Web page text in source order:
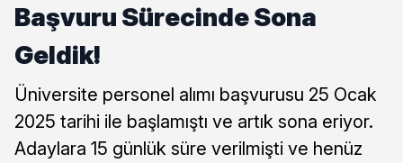
Başvuru Sürecinde Sona
Geldik!
Üniversite personel alımı başvurusu 25 Ocak
2025 tarihi ile başlamıştı ve artık sona eriyor.
Adaylara 15 günlük süre verilmişti ve henüz